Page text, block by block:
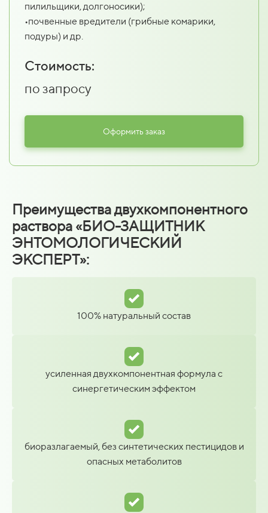
пилильщики, долгоносики);
•почвенные вредители (грибные комарики,
подуры) и др.
Стоимость:
по запросу
Оформить заказ
Преимущества двухкомпонентного
раствора «БИО-ЗАЩИТНИК
ЭНТОМОЛОГИЧЕСКИЙ
ЭКСПЕРТ»:
100% натуральный состав
усиленная двухкомпонентная формула с
синергетическим эффектом
биоразлагаемый, без синтетических пестицидов и
опасных метаболитов